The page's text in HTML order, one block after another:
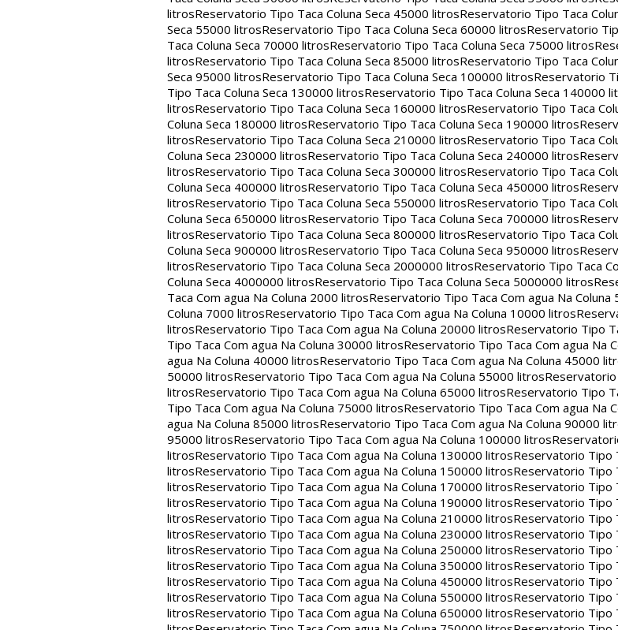
litrosReservatorio Tipo Taca Coluna Seca 45000 litrosReservatorio Tipo Taca
Seca 55000 litrosReservatorio Tipo Taca Coluna Seca 60000 litrosReservatorio
Taca Coluna Seca 70000 litrosReservatorio Tipo Taca Coluna Seca 75000 litros
litrosReservatorio Tipo Taca Coluna Seca 85000 litrosReservatorio Tipo Taca
Seca 95000 litrosReservatorio Tipo Taca Coluna Seca 100000 litrosReservatorio
Tipo Taca Coluna Seca 130000 litrosReservatorio Tipo Taca Coluna Seca 140000
litrosReservatorio Tipo Taca Coluna Seca 160000 litrosReservatorio Tipo Taca
Coluna Seca 180000 litrosReservatorio Tipo Taca Coluna Seca 190000 litros
litrosReservatorio Tipo Taca Coluna Seca 210000 litrosReservatorio Tipo Taca
Coluna Seca 230000 litrosReservatorio Tipo Taca Coluna Seca 240000 litros
litrosReservatorio Tipo Taca Coluna Seca 300000 litrosReservatorio Tipo Taca
Coluna Seca 400000 litrosReservatorio Tipo Taca Coluna Seca 450000 litros
litrosReservatorio Tipo Taca Coluna Seca 550000 litrosReservatorio Tipo Taca
Coluna Seca 650000 litrosReservatorio Tipo Taca Coluna Seca 700000 litros
litrosReservatorio Tipo Taca Coluna Seca 800000 litrosReservatorio Tipo Taca
Coluna Seca 900000 litrosReservatorio Tipo Taca Coluna Seca 950000 litros
litrosReservatorio Tipo Taca Coluna Seca 2000000 litrosReservatorio Tipo Taca
Coluna Seca 4000000 litrosReservatorio Tipo Taca Coluna Seca 5000000 litros
Taca Com agua Na Coluna 2000 litrosReservatorio Tipo Taca Com agua Na Coluna
Coluna 7000 litrosReservatorio Tipo Taca Com agua Na Coluna 10000 litros
litrosReservatorio Tipo Taca Com agua Na Coluna 20000 litrosReservatorio Tipo
Tipo Taca Com agua Na Coluna 30000 litrosReservatorio Tipo Taca Com agua Na
agua Na Coluna 40000 litrosReservatorio Tipo Taca Com agua Na Coluna 45000
50000 litrosReservatorio Tipo Taca Com agua Na Coluna 55000 litrosReservatorio
litrosReservatorio Tipo Taca Com agua Na Coluna 65000 litrosReservatorio Tipo
Tipo Taca Com agua Na Coluna 75000 litrosReservatorio Tipo Taca Com agua Na
agua Na Coluna 85000 litrosReservatorio Tipo Taca Com agua Na Coluna 90000
95000 litrosReservatorio Tipo Taca Com agua Na Coluna 100000 litros
litrosReservatorio Tipo Taca Com agua Na Coluna 130000 litrosReservatorio Tipo
litrosReservatorio Tipo Taca Com agua Na Coluna 150000 litrosReservatorio Tipo
litrosReservatorio Tipo Taca Com agua Na Coluna 170000 litrosReservatorio Tipo
litrosReservatorio Tipo Taca Com agua Na Coluna 190000 litrosReservatorio Tipo
litrosReservatorio Tipo Taca Com agua Na Coluna 210000 litrosReservatorio Tipo
litrosReservatorio Tipo Taca Com agua Na Coluna 230000 litrosReservatorio Tipo
litrosReservatorio Tipo Taca Com agua Na Coluna 250000 litrosReservatorio Tipo
litrosReservatorio Tipo Taca Com agua Na Coluna 350000 litrosReservatorio Tipo
litrosReservatorio Tipo Taca Com agua Na Coluna 450000 litrosReservatorio Tipo
litrosReservatorio Tipo Taca Com agua Na Coluna 550000 litrosReservatorio Tipo
litrosReservatorio Tipo Taca Com agua Na Coluna 650000 litrosReservatorio Tipo